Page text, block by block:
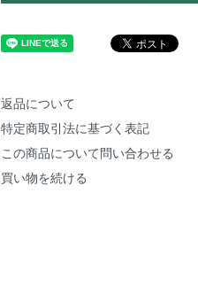
返品について
特定商取引法に基づく表記
この商品について問い合わせる
買い物を続ける